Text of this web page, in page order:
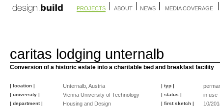
PROJECTS ABOUT NEWS MEDIA COVERAGE
caritas lodging unternalb
Conversion of a historic estate into a charitable bed and breakfast facility
| location | Unternalb, Austria | typ |
| university | Vienna University of Technology | status | in use
| department | Housing and Design | first sketch | 10/